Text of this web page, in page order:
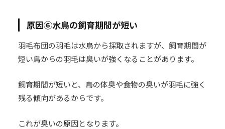
原因⑥水鳥の飼育期間が短い
羽毛布団の羽毛は水鳥から採取されますが、飼育期間が
短い鳥からの羽毛は臭いが強くなることがあります。
飼育期間が短いと、鳥の体臭や食物の臭いが羽毛に強く
残る傾向があるからです。
これが臭いの原因となります。